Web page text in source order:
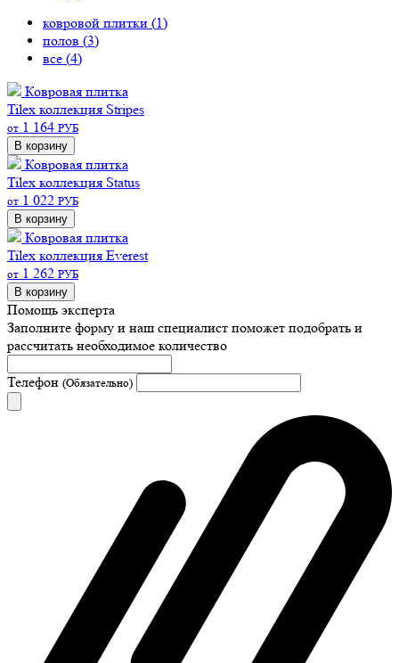
ковровой плитки (1)
полов (3)
все (4)
Ковровая плитка
Tilex коллекция Stripes
от 1 164 РУБ
В корзину
Ковровая плитка
Tilex коллекция Status
от 1 022 РУБ
В корзину
Ковровая плитка
Tilex коллекция Everest
от 1 262 РУБ
В корзину
Помощь эксперта
Заполните форму и наш специалист поможет подобрать и
рассчитать необходимое количество
Телефон (Обязательно)